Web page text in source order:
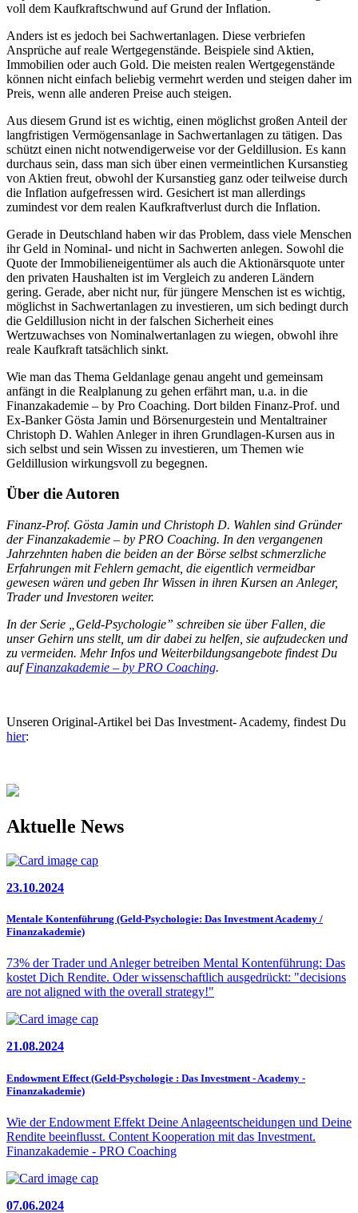
voll dem Kaufkraftschwund auf Grund der Inflation.
Anders ist es jedoch bei Sachwertanlagen. Diese verbriefen
Ansprüche auf reale Wertgegenstände. Beispiele sind Aktien,
Immobilien oder auch Gold. Die meisten realen Wertgegenstände
können nicht einfach beliebig vermehrt werden und steigen daher im
Preis, wenn alle anderen Preise auch steigen.
Aus diesem Grund ist es wichtig, einen möglichst großen Anteil der
langfristigen Vermögensanlage in Sachwertanlagen zu tätigen. Das
schützt einen nicht notwendigerweise vor der Geldillusion. Es kann
durchaus sein, dass man sich über einen vermeintlichen Kursanstieg
von Aktien freut, obwohl der Kursanstieg ganz oder teilweise durch
die Inflation aufgefressen wird. Gesichert ist man allerdings
zumindest vor dem realen Kaufkraftverlust durch die Inflation.
Gerade in Deutschland haben wir das Problem, dass viele Menschen
ihr Geld in Nominal- und nicht in Sachwerten anlegen. Sowohl die
Quote der Immobilieneigentümer als auch die Aktionärsquote unter
den privaten Haushalten ist im Vergleich zu anderen Ländern
gering. Gerade, aber nicht nur, für jüngere Menschen ist es wichtig,
möglichst in Sachwertanlagen zu investieren, um sich bedingt durch
die Geldillusion nicht in der falschen Sicherheit eines
Wertzuwachses von Nominalwertanlagen zu wiegen, obwohl ihre
reale Kaufkraft tatsächlich sinkt.
Wie man das Thema Geldanlage genau angeht und gemeinsam
anfängt in die Realplanung zu gehen erfährt man, u.a. in die
Finanzakademie – by Pro Coaching. Dort bilden Finanz-Prof. und
Ex-Banker Gösta Jamin und Börsenurgestein und Mentaltrainer
Christoph D. Wahlen Anleger in ihren Grundlagen-Kursen aus in
sich selbst und sein Wissen zu investieren, um Themen wie
Geldillusion wirkungsvoll zu begegnen.
Über die Autoren
Finanz-Prof. Gösta Jamin und Christoph D. Wahlen sind Gründer
der Finanzakademie – by PRO Coaching. In den vergangenen
Jahrzehnten haben die beiden an der Börse selbst schmerzliche
Erfahrungen mit Fehlern gemacht, die eigentlich vermeidbar
gewesen wären und geben Ihr Wissen in ihren Kursen an Anleger,
Trader und Investoren weiter.
In der Serie „Geld-Psychologie” schreiben sie über Fallen, die
unser Gehirn uns stellt, um dir dabei zu helfen, sie aufzudecken und
zu vermeiden. Mehr Infos und Weiterbildungsangebote findest Du
aufFinanzakademie – by PRO Coaching.
Unseren Original-Artikel bei Das Investment- Academy, findest Du
hier:
Aktuelle News
23.10.2024
Mentale Kontenführung (Geld-Psychologie: Das Investment Academy /
Finanzakademie)
73% der Trader und Anleger betreiben Mental Kontenführung: Das
kostet Dich Rendite. Oder wissenschaftlich ausgedrückt: "decisions
are not aligned with the overall strategy!"
21.08.2024
Endowment Effect (Geld-Psychologie : Das Investment - Academy -
Finanzakademie)
Wie der Endowment Effekt Deine Anlageentscheidungen und Deine
Rendite beeinflusst. Content Kooperation mit das Investment.
Finanzakademie - PRO Coaching
07.06.2024